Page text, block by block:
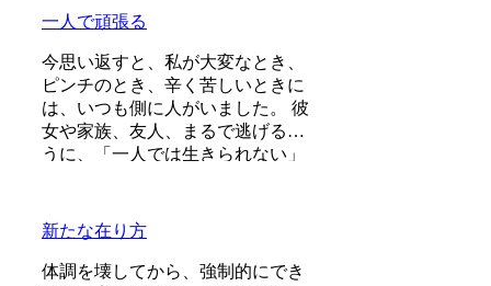
ると、情けなくて、惨めで、イラ
イラすると、あなたは思っている
んだね。 だから、変わらなきゃい
けないと、あなたは思っているん
だよね。 今に限らず、ずーっとこ
のパターンはあったと思います。
そ
一人で頑張る
今思い返すと、私が大変なとき、
ピンチのとき、辛く苦しいときに
は、いつも側に人がいました。 彼
女や家族、友人、まるで逃げるよ
うに、「一人では生きられない」
します。 海外に一人で行って頑張
っている人、一人で上京して頑張
っている人、どこかにいかなくて
新たな在り方
体調を壊してから、強制的にでき